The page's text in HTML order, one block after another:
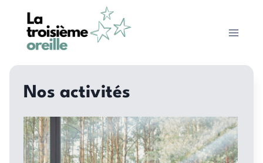
contenu
Nos activités